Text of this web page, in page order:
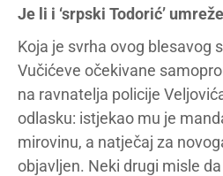
Je li i ‘srpski Todorić’
Koja je svrha ovog blesavog
Vučićeve očekivane
na ravnatelja policije
odlasku: istjekao mu je
mirovinu, a natječaj za
objavljen. Neki drugi misle